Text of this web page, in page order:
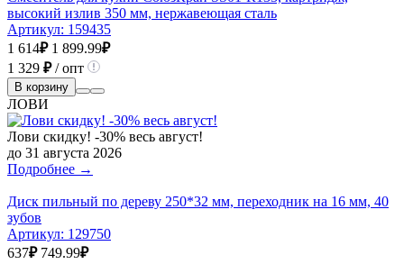
высокий излив 350 мм, нержавеющая сталь
Артикул: 159435
1 614₽ 1 899.99₽
1 329 ₽/ опт
В корзину
ЛОВИ
Лови скидку! -30% весь август!
до 31 августа 2026
Подробнее →
Диск пильный по дереву 250*32 мм, переходник на 16 мм, 40
зубов
Артикул: 129750
637₽ 749.99₽